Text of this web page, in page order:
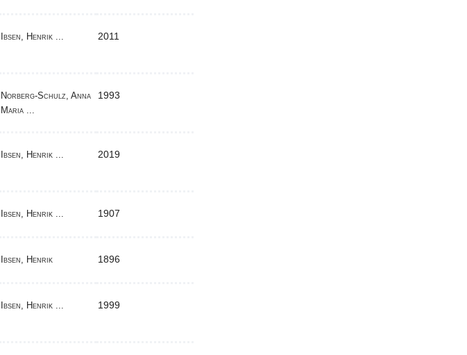
Ibsen, Henrik ... 2011
Norberg-Schulz, Anna
Maria ...
1993
Ibsen, Henrik ... 2019
Ibsen, Henrik ... 1907
Ibsen, Henrik 1896
Ibsen, Henrik ... 1999